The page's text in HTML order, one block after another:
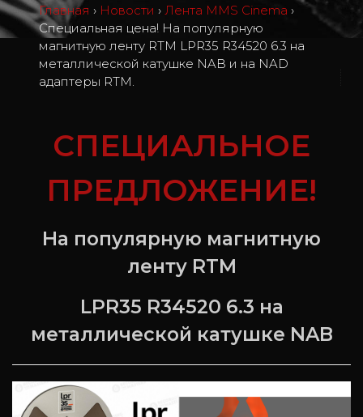
Главная › Новости › Лента MMS Cinema ›
Специальная цена! На популярную
магнитную ленту RTM LPR35 R34520 6.3 на
металлической катушке NAB и на NAD
адаптеры RTM.
СПЕЦИАЛЬНОЕ
ПРЕДЛОЖЕНИЕ!
На популярную магнитную
ленту RTM
LPR35 R34520 6.3 на
металлической катушке NAB